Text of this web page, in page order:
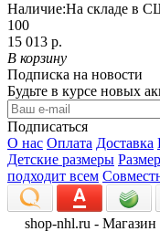
Наличие:На складе в
100
15 013 р.
В корзину
Подписка на новости
Будьте в курсе новых
Подписаться
О нас Оплата Доставка
Детские размеры
подходит всем
shop-nhl.ru -